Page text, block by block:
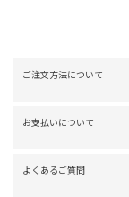
ご注文方法について
お支払いについて
よくあるご質問